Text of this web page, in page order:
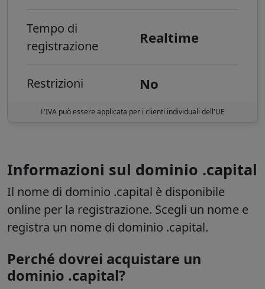
Tempo di
registrazione
Realtime
Restrizioni No
L'IVA può essere applicata per i clienti individuali dell'UE
Informazioni sul dominio .capital
Il nome di dominio .capital è disponibile
online per la registrazione. Scegli un nome e
registra un nome di dominio .capital.
Perché dovrei acquistare un
dominio .capital?